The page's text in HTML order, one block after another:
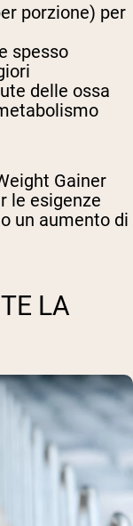
porzione) per
spesso
delle ossa
Gainer
le esigenze
un aumento di
LA